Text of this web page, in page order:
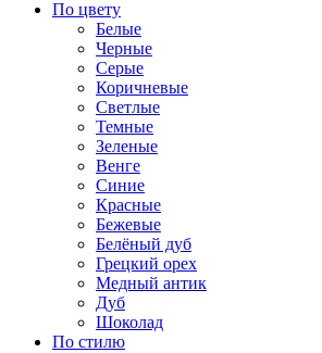
По цвету
Белые
Черные
Серые
Коричневые
Светлые
Темные
Зеленые
Венге
Синие
Красные
Бежевые
Белёный дуб
Грецкий орех
Медный антик
Дуб
Шоколад
По стилю